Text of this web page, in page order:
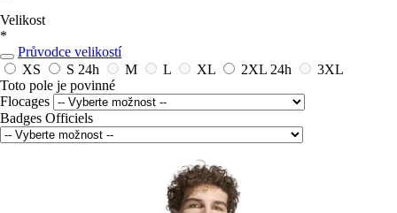
Velikost
*
Průvodce velikostí
XS
S 24h M L XL 2XL 24h
3XL
Toto pole je povinné
Flocages
Badges Officiels